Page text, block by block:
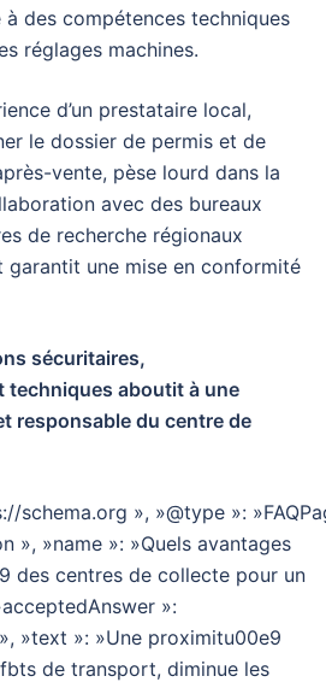
à des compétences techniques
réglages machines.
d’un prestataire local,
le dossier de permis et de
vente, pèse lourd dans la
avec des bureaux
de recherche régionaux
garantit une mise en conformité
sécuritaires,
techniques aboutit à une
responsable du centre de
schema.org », »@type »:
», »name »: »Quels avantages
des centres de collecte pour un
»:
»text »: »Une proximitu00e9
de transport, diminue les